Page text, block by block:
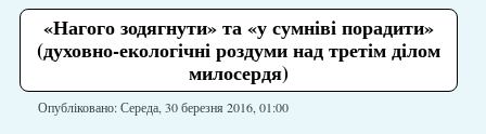
«Нагого зодягнути» та «у сумніві порадити»
(духовно-екологічні роздуми над третім ділом
милосердя)
Опубліковано: Середа, 30 березня 2016, 01:00